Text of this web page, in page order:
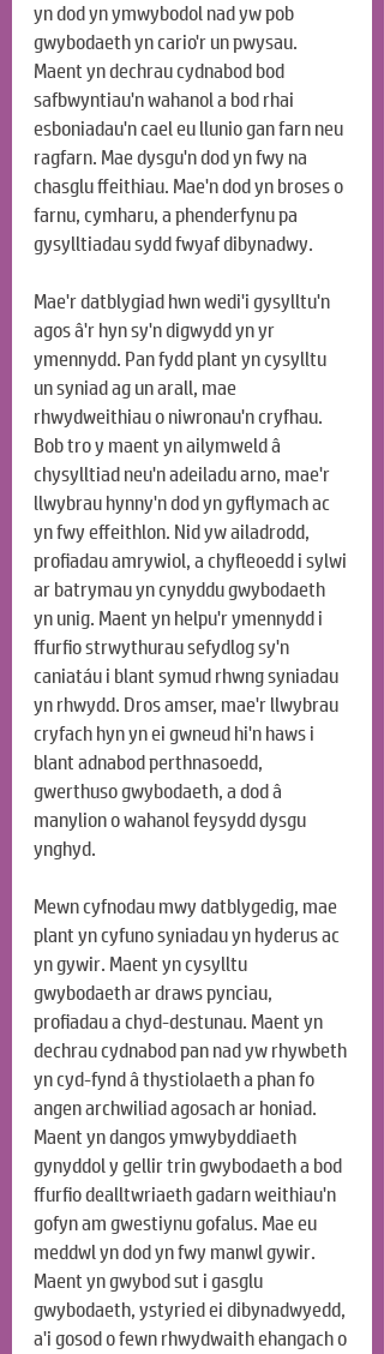
yn dod yn ymwybodol nad yw pob
gwybodaeth yn cario'r un pwysau.
Maent yn dechrau cydnabod bod
safbwyntiau'n wahanol a bod rhai
esboniadau'n cael eu llunio gan farn neu
ragfarn. Mae dysgu'n dod yn fwy na
chasglu ffeithiau. Mae'n dod yn broses o
farnu, cymharu, a phenderfynu pa
gysylltiadau sydd fwyaf dibynadwy.
Mae'r datblygiad hwn wedi'i gysylltu'n
agos â'r hyn sy'n digwydd yn yr
ymennydd. Pan fydd plant yn cysylltu
un syniad ag un arall, mae
rhwydweithiau o niwronau'n cryfhau.
Bob tro y maent yn ailymweld â
chysylltiad neu'n adeiladu arno, mae'r
llwybrau hynny'n dod yn gyflymach ac
yn fwy effeithlon. Nid yw ailadrodd,
profiadau amrywiol, a chyfleoedd i sylwi
ar batrymau yn cynyddu gwybodaeth
yn unig. Maent yn helpu'r ymennydd i
ffurfio strwythurau sefydlog sy'n
caniatáu i blant symud rhwng syniadau
yn rhwydd. Dros amser, mae'r llwybrau
cryfach hyn yn ei gwneud hi'n haws i
blant adnabod perthnasoedd,
gwerthuso gwybodaeth, a dod â
manylion o wahanol feysydd dysgu
ynghyd.
Mewn cyfnodau mwy datblygedig, mae
plant yn cyfuno syniadau yn hyderus ac
yn gywir. Maent yn cysylltu
gwybodaeth ar draws pynciau,
profiadau a chyd-destunau. Maent yn
dechrau cydnabod pan nad yw rhywbeth
yn cyd-fynd â thystiolaeth a phan fo
angen archwiliad agosach ar honiad.
Maent yn dangos ymwybyddiaeth
gynyddol y gellir trin gwybodaeth a bod
ffurfio dealltwriaeth gadarn weithiau'n
gofyn am gwestiynu gofalus. Mae eu
meddwl yn dod yn fwy manwl gywir.
Maent yn gwybod sut i gasglu
gwybodaeth, ystyried ei dibynadwyedd,
a'i gosod o fewn rhwydwaith ehangach o